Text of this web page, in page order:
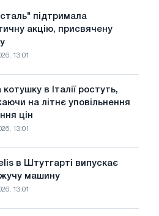
підтримала
акцію, присвячену
13:01
котушку в Італії ростуть,
на літнє уповільнення
цін
13:01
в Штутгарті випускає
машину
13:01